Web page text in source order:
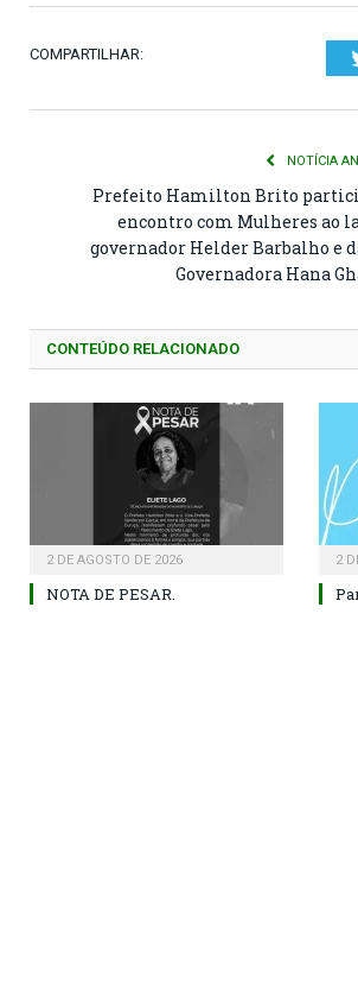
COMPARTILHAR:
NOTÍCIA
Prefeito Hamilton Brito
encontro com Mulheres ao
governador Helder Barbalho e
Governadora Hana
CONTEÚDO RELACIONADO
2 DE AGOSTO DE 2026
NOTA DE PESAR.
2